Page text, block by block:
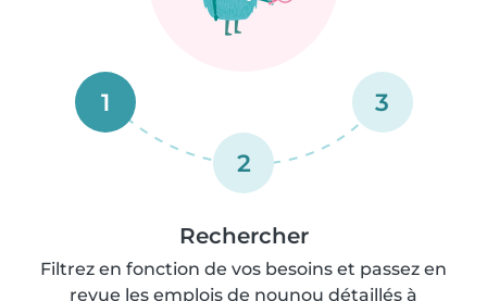
1
2
3
Rechercher
Filtrez en fonction de vos besoins et passez en
revue les emplois de nounou détaillés à